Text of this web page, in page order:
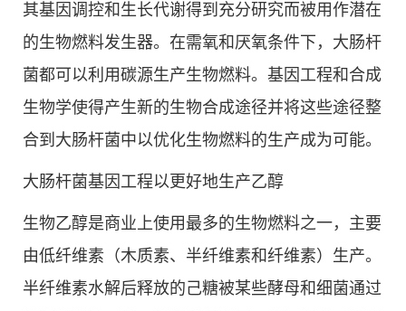
其基因调控和生长代谢得到充分研究而被用作潜在
的生物燃料发生器。在需氧和厌氧条件下，大肠杆
菌都可以利用碳源生产生物燃料。基因工程和合成
生物学使得产生新的生物合成途径并将这些途径整
合到大肠杆菌中以优化生物燃料的生产成为可能。
大肠杆菌基因工程以更好地生产乙醇
生物乙醇是商业上使用最多的生物燃料之一，主要
由低纤维素（木质素、半纤维素和纤维素）生产。
半纤维素水解后释放的己糖被某些酵母和细菌通过